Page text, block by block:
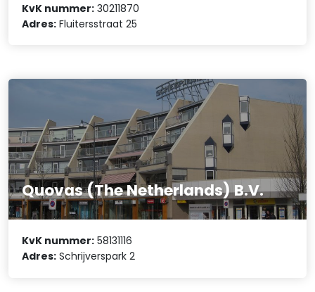
KvK nummer: 30211870
Adres: Fluitersstraat 25
Quovas (The Netherlands) B.V.
KvK nummer: 58131116
Adres: Schrijverspark 2